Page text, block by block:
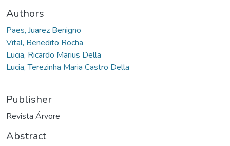
Authors
Paes, Juarez Benigno
Vital, Benedito Rocha
Lucia, Ricardo Marius Della
Lucia, Terezinha Maria Castro Della
Publisher
Revista Árvore
Abstract